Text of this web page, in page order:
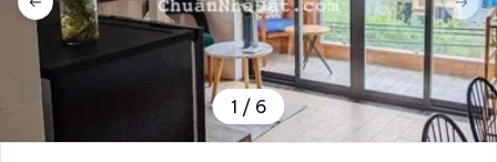
Previous slide
1 / 6